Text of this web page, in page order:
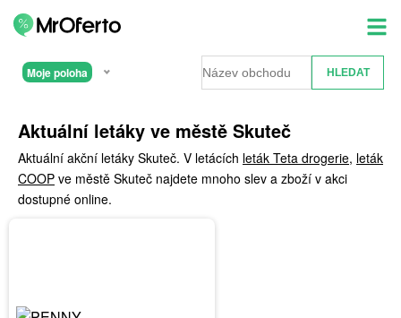
Moje poloha
Aktuální letáky ve městě Skuteč
Aktuální akční letáky Skuteč. V letácích leták Teta drogerie, leták
COOP ve městě Skuteč najdete mnoho slev a zboží v akci
dostupné online.